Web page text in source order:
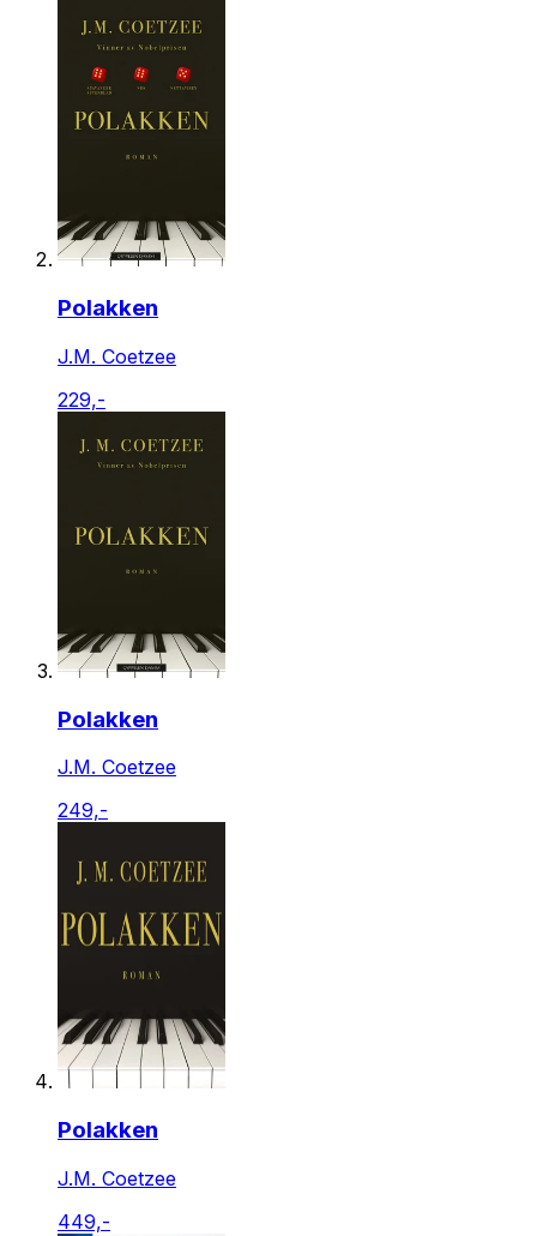
Polakken
J.M. Coetzee
229,-
Polakken
J.M. Coetzee
249,-
Polakken
J.M. Coetzee
449,-